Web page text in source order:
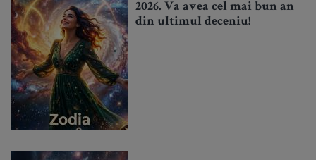
2026. Va avea cel mai bun an
din ultimul deceniu!